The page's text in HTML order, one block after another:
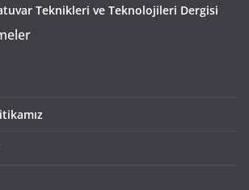
Teknikleri ve Teknolojileri Dergisi